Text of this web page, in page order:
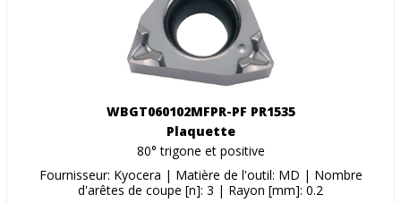
WBGT060102MFPR-PF PR1535
Plaquette
80° trigone et positive
Fournisseur: Kyocera | Matière de l'outil: MD | Nombre
d'arêtes de coupe [n]: 3 | Rayon [mm]: 0.2